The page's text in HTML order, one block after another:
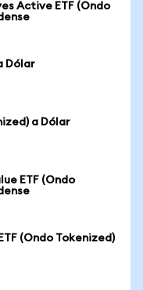
Active ETF (Ondo
Dólar
a Dólar
ETF (Ondo
(Ondo Tokenized)